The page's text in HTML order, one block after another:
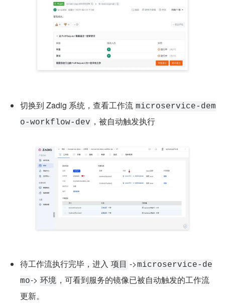
切换到 Zadig 系统，查看工作流 microservice-dem
o-workflow-dev ，被自动触发执行
待工作流执行完毕，进入 项目 ->microservice-de
mo-> 环境 ，可看到服务的镜像已被自动触发的工作流
更新。